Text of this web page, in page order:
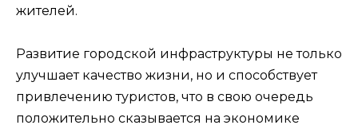
жителей.
Развитие городской инфраструктуры не только
улучшает качество жизни, но и способствует
привлечению туристов, что в свою очередь
положительно сказывается на экономике